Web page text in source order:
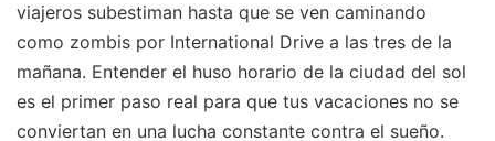
viajeros subestiman hasta que se ven caminando
como zombis por International Drive a las tres de la
mañana. Entender el huso horario de la ciudad del sol
es el primer paso real para que tus vacaciones no se
conviertan en una lucha constante contra el sueño.